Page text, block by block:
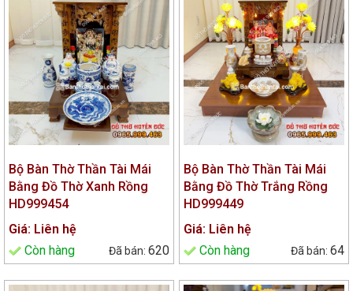
Bộ Bàn Thờ Thần Tài Mái
Bằng Đồ Thờ Xanh Rồng
HD999454
Giá: Liên hệ
Còn hàng
620
Bộ Bàn Thờ Thần Tài Mái
Bằng Đồ Thờ Trắng Rồng
HD999449
Giá: Liên hệ
Còn hàng
64